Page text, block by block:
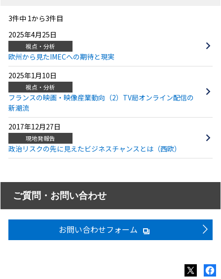
3件中 1から3件目
2025年4月25日
視点・分析
欧州から見たIMECへの期待と現実
2025年1月10日
視点・分析
フランスの映画・映像産業動向（2）TV局オンライン配信の
新潮流
2017年12月27日
現地発報告
政治リスクの先に見えたビジネスチャンスとは（西欧）
ご質問・お問い合わせ
お問い合わせフォーム